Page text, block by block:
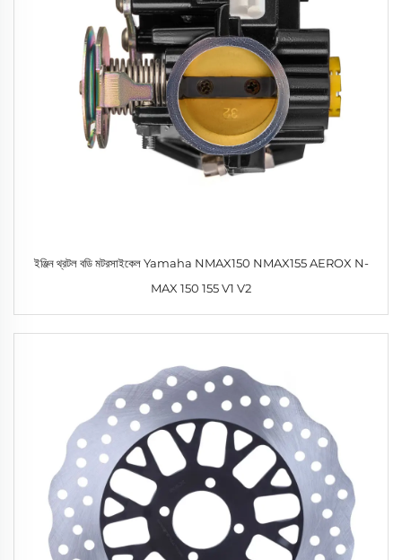
ইঞ্জিন থ্রটল বডি মটরসাইকেল Yamaha NMAX150 NMAX155 AEROX N-
MAX 150 155 V1 V2